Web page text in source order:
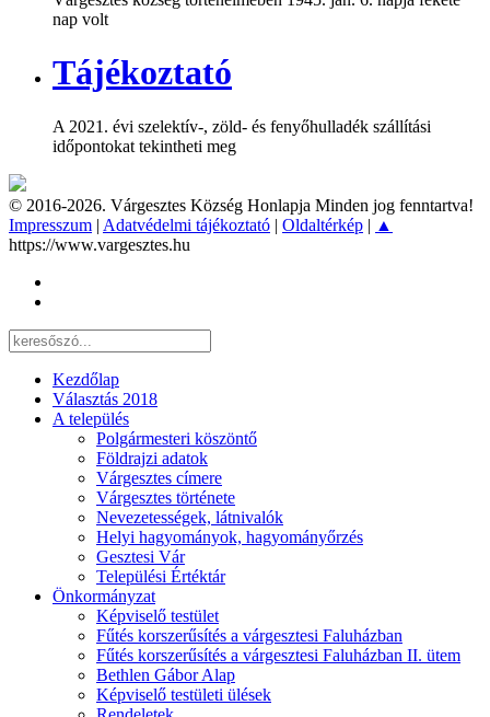
nap volt
Tájékoztató
A 2021. évi szelektív-, zöld- és fenyőhulladék szállítási
időpontokat tekintheti meg
© 2016-2026. Várgesztes Község Honlapja Minden jog fenntartva!
Impresszum | Adatvédelmi tájékoztató | Oldaltérkép | ▲
https://www.vargesztes.hu
Kezdőlap
Választás 2018
A település
Polgármesteri köszöntő
Földrajzi adatok
Várgesztes címere
Várgesztes története
Nevezetességek, látnivalók
Helyi hagyományok, hagyományőrzés
Gesztesi Vár
Települési Értéktár
Önkormányzat
Képviselő testület
Fűtés korszerűsítés a várgesztesi Faluházban
Fűtés korszerűsítés a várgesztesi Faluházban II. ütem
Bethlen Gábor Alap
Képviselő testületi ülések